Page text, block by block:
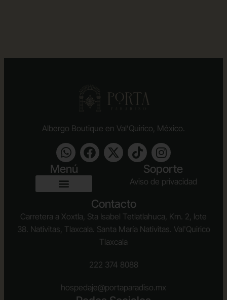
Albergo Boutique en Val’Quirico, México.
Menú Soporte
Aviso de privacidad
Contacto
Carretera a Xoxtla, Sta Isabel Tetlatlahuca, Km. 2, lote
38. Nativitas, Tlaxcala. Santa María Nativitas. Val'Quirico
Tlaxcala
222 374 8088
hospedaje@portaparadiso.mx